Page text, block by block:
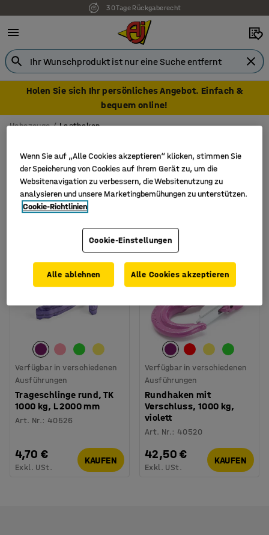
30 Tage Rückgaberecht
Holen Sie sich Ihr persönliches Angebot. Einfach &
bequem online!
Hebezeuge Lasthaken
Filter
Verfügbar in verschiedenen
Ausführungen
Trageschlinge rund, TK
1000 kg, L 2000 mm
Art. Nr.: 40526
4,70 €
Exkl. USt.
KAUFEN
Verfügbar in verschiedenen
Ausführungen
Rundhaken mit
Verschluss, 1000 kg,
violett
Art. Nr.: 40520
42,50 €
Exkl. USt.
KAUFEN
Wenn Sie auf „Alle Cookies akzeptieren“ klicken, stimmen Sie
der Speicherung von Cookies auf Ihrem Gerät zu, um die
Websitenavigation zu verbessern, die Websitenutzung zu
analysieren und unsere Marketingbemühungen zu unterstützen.
Cookie-Richtlinien
Cookie-Einstellungen
Alle ablehnen Alle Cookies akzeptieren